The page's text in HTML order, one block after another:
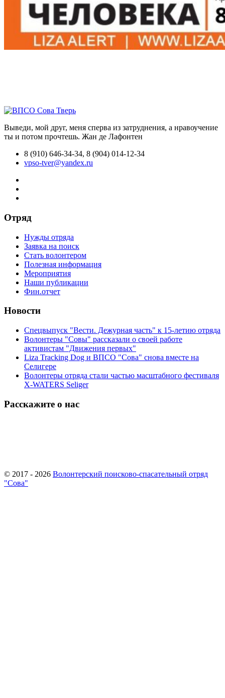
Выведи, мой друг, меня сперва из затруднения, а нравоучение
ты и потом прочтешь. Жан де Лафонтен
8 (910) 646-34-34, 8 (904) 014-12-34
vpso-tver@yandex.ru
Отряд
Нужды отряда
Заявка на поиск
Стать волонтером
Полезная информация
Мероприятия
Наши публикации
Фин.отчет
Новости
Спецвыпуск "Вести. Дежурная часть" к 15-летию отряда
Волонтеры "Совы" рассказали о своей работе
активистам "Движения первых"
Liza Tracking Dog и ВПСО "Сова" снова вместе на
Селигере
Волонтеры отряда стали частью масштабного фестиваля
X-WATERS Seliger
Расскажите о нас
© 2017 - 2026 Волонтерский поисково-спасательный отряд
"Сова"